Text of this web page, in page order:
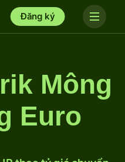
Đăng ký
Mông
Euro